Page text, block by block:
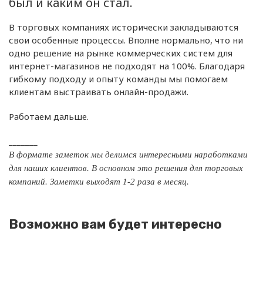
В торговых компаниях исторически закладываются
свои особенные процессы. Вполне нормально, что ни
одно решение на рынке коммерческих систем для
интернет-магазинов не подходят на 100%. Благодаря
гибкому подходу и опыту команды мы помогаем
клиентам выстраивать онлайн-продажи.
Работаем дальше.
В формате заметок мы делимся интересными наработками
для наших клиентов. В основном это решения для торговых
компаний. Заметки выходят 1-2 раза в месяц.
Возможно вам будет интересно